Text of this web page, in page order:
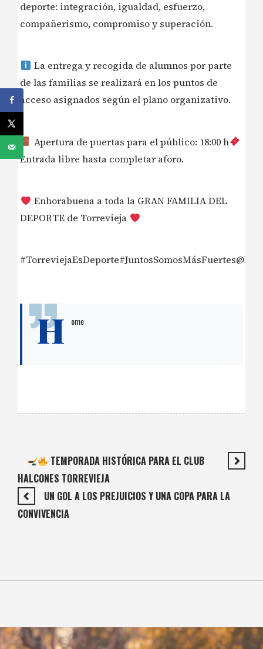
deporte: integración, igualdad, esfuerzo,
compañerismo, compromiso y superación.
La entrega y recogida de alumnos por parte
de las familias se realizará en los puntos de
acceso asignados según el plano organizativo.
Apertura de puertas para el público: 18:00 h
Entrada libre hasta completar aforo.
Enhorabuena a toda la GRAN FAMILIA DEL
DEPORTE de Torrevieja
H ome
TEMPORADA HISTÓRICA PARA EL CLUB
HALCONES TORREVIEJA
UN GOL A LOS PREJUICIOS Y UNA COPA PARA LA
CONVIVENCIA